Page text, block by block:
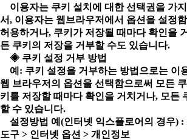
이용자는 쿠키 설치에 대한 선택권을 가
서, 이용자는 웹브라우저에서 옵션을 설정
허용하거나, 쿠키가 저장될 때마다 확인을
든 쿠키의 저장을 거부할 수도 있습니다.
◈ 쿠키 설정 거부 방법
예: 쿠키 설정을 거부하는 방법으로는 이
웹 브라우저의 옵션을 선택함으로써 모든
키를 저장할 때마다 확인을 거치거나, 모든
할 수 있습니다.
설정방법 예(인터넷 익스플로어의 경우) :
도구 > 인터넷 옵션 > 개인정보